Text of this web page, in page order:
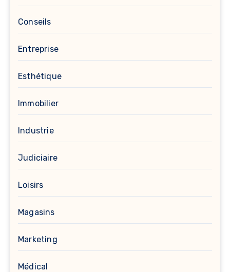
Conseils
Entreprise
Esthétique
Immobilier
Industrie
Judiciaire
Loisirs
Magasins
Marketing
Médical